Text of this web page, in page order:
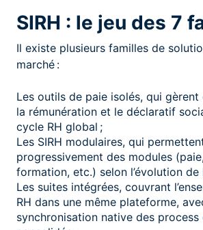
SIRH : le jeu des 7
Il existe plusieurs familles de
marché :
Les outils de paie isolés, qui gèrent
la rémunération et le déclaratif
cycle RH global ;
Les SIRH modulaires, qui
progressivement des modules
formation, etc.) selon l’évolution de
Les suites intégrées, couvrant
RH dans une même plateforme,
synchronisation native des process